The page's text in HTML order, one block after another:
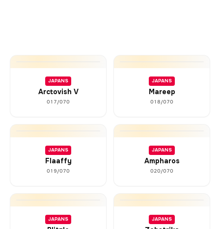
JAPANS
Arctovish V
017/070
JAPANS
Mareep
018/070
JAPANS
Flaaffy
019/070
JAPANS
Ampharos
020/070
JAPANS JAPANS